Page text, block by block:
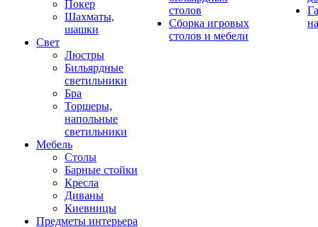
Покер
Шахматы,
шашки
Свет
Люстры
Бильярдные
светильники
Бра
Торшеры,
напольные
светильники
Мебель
Столы
Барные стойки
Кресла
Диваны
Киевницы
Предметы интерьера
столов
Сборка игровых
столов и мебели